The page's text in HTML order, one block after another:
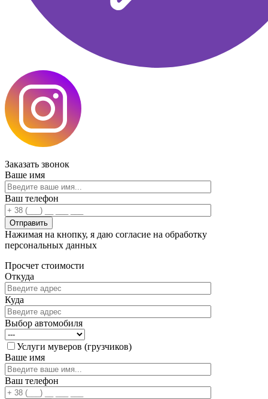
Заказать звонок
Ваше имя
Ваш телефон
Нажимая на кнопку, я даю согласие на обработку
персональных данных
Просчет стоимости
Откуда
Куда
Выбор автомобиля
Услуги муверов (грузчиков)
Ваше имя
Ваш телефон